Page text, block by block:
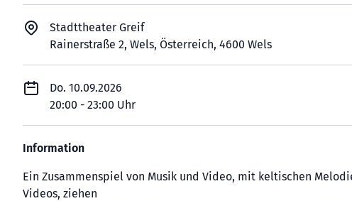
Stadttheater Greif
Rainerstraße 2, Wels, Österreich, 4600 Wels
Do. 10.09.2026
20:00 - 23:00 Uhr
Information
Ein Zusammenspiel von Musik und Video, mit keltischen
Videos, ziehen